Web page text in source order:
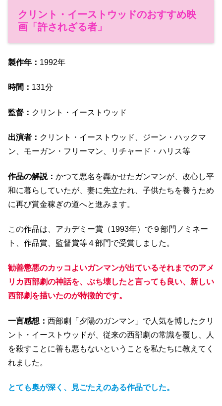
クリント・イーストウッドのおすすめ映
画「許されざる者」
製作年： 1992年
時間： 131分
監督： クリント・イーストウッド
出演者： クリント・イーストウッド、ジーン・ハックマ
ン、モーガン・フリーマン、リチャード・ハリス等
作品の解説： かつて悪名を轟かせたガンマンが、改心し平
和に暮らしていたが、妻に先立たれ、子供たちを養うため
に再び賞金稼ぎの道へと進みます。
この作品は、アカデミー賞（1993年）で９部門ノミネー
ト、作品賞、監督賞等４部門で受賞しました。
勧善懲悪のカッコよいガンマンが出ているそれまでのアメ
リカ西部劇の神話を、ぶち壊したと言っても良い、新しい
西部劇を描いたのが特徴的です。
一言感想： 西部劇「夕陽のガンマン」で人気を博したクリ
ント・イーストウッドが、従来の西部劇の常識を覆し、人
を殺すことに善も悪もないということを私たちに教えてく
れました。
とても奥が深く、見ごたえのある作品でした。